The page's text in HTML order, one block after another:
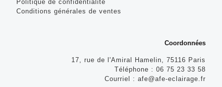
Politique de confidentialité
Conditions générales de ventes
Coordonnées
17, rue de l'Amiral Hamelin, 75116 Paris
Téléphone : 06 75 23 33 58
Courriel : afe@afe-eclairage.fr